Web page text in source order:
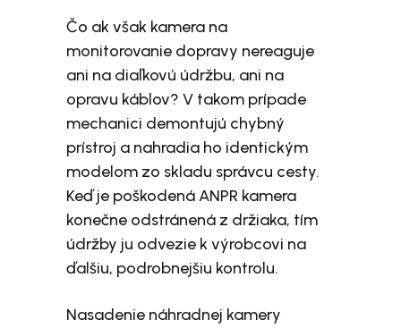
Čo ak však kamera na
monitorovanie dopravy nereaguje
ani na diaľkovú údržbu, ani na
opravu káblov? V takom prípade
mechanici demontujú chybný
prístroj a nahradia ho identickým
modelom zo skladu správcu cesty.
Keď je poškodená ANPR kamera
konečne odstránená z držiaka, tím
údržby ju odvezie k výrobcovi na
ďalšiu, podrobnejšiu kontrolu.
Nasadenie náhradnej kamery